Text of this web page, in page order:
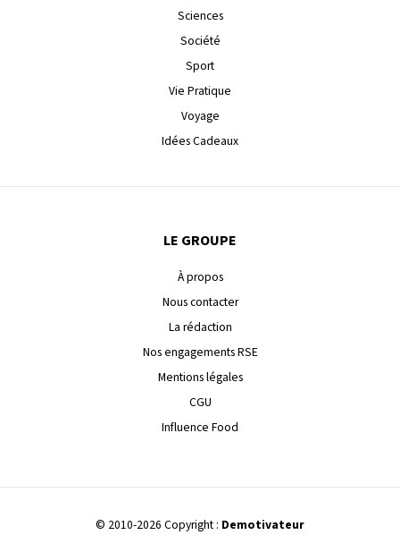
Sciences
Société
Sport
Vie Pratique
Voyage
Idées Cadeaux
LE GROUPE
À propos
Nous contacter
La rédaction
Nos engagements RSE
Mentions légales
CGU
Influence Food
© 2010-2026 Copyright : Demotivateur